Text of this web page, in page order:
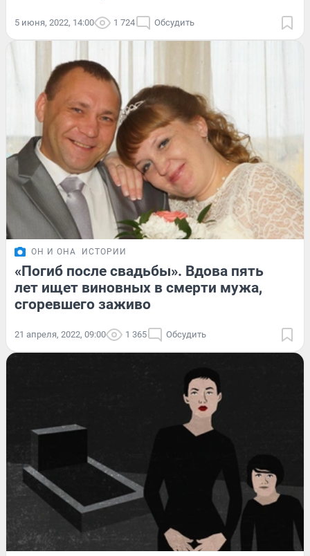
5 июня, 2022, 14:00 1 724 Обсудить
ОН И ОНА ИСТОРИИ
«Погиб после свадьбы». Вдова пять
лет ищет виновных в смерти мужа,
сгоревшего заживо
21 апреля, 2022, 09:00 1 365 Обсудить